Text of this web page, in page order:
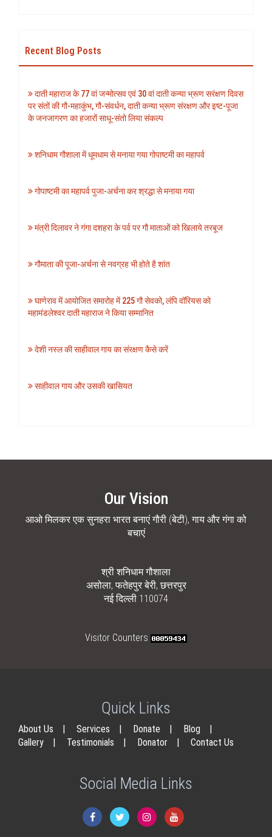
Recent Blog Posts
दाती महाराज के 77 वां जन्मोत्सव एवं 30 वां दाती कन्या भ्रूण सरंक्षण दिवस
पर संतों की गौ-महाकुंभ, गौ-संवर्धन, दाती कन्या भ्रूण संरक्षण और इष्ट-पूजा
के जनजागरण का हजारों साधू-संतो लिया संकल्प
शनिधाम गौशाला में धूमधाम से मनाया गया गोपाष्टमी का महापर्व
गोपाष्टमी का महापर्व पुजा-अर्चना कर श्रद्धा से मनाया गया
मंत्री दिलावर ने गंगा दशहरा के पर्व पर गौ माताओं को खिलाये तरबूज
गौमाता की पूजा-अर्चना से नवग्रह भी होते है शांत
घाणेराव में आयोजित समारोह में 225 गौ सेवको, लंपि वॉरियस को
महामंडलेश्वर दाती महाराज ने किया सम्मानित
देशी नस्ल की साहीवाल गाय का संरक्षण कैसे करें
साहीवाल गाय और उसकी खासियत
Quick Links
About Us | Services | Donate | Blog
|
Gallery
| Testimonials | Donator | Contact Us
Social Media Links
Our Vision
आओ मिलकर एक सुनहरा भारत बनाएं गौरी (बेटी), गाय और गंगा को
बचाएं
श्री शनिधाम गौशाला
असोला, फतेहपुर बेरी, छत्तरपुर
नई दिल्ली 110074
Visitor Counters